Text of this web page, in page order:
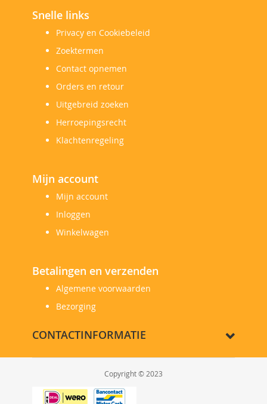
Snelle links
Privacy en Cookiebeleid
Zoektermen
Contact opnemen
Orders en retour
Uitgebreid zoeken
Herroepingsrecht
Klachtenregeling
Mijn account
Mijn account
Inloggen
Winkelwagen
Betalingen en verzenden
Algemene voorwaarden
Bezorging
CONTACTINFORMATIE
Copyright © 2023